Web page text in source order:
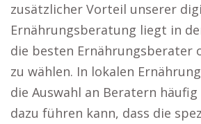
zusätzlicher Vorteil unserer
Ernährungsberatung liegt in
die besten Ernährungsberater
zu wählen. In lokalen
die Auswahl an Beratern
dazu führen kann, dass die